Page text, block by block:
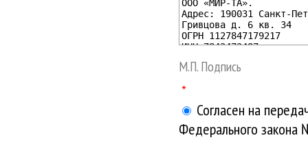
М.П. Подпись
Согласен на
Федерального